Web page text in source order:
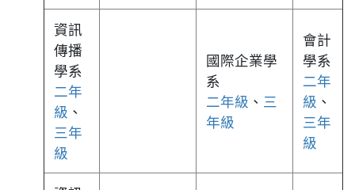
資訊
傳播
學系
二年
級 、
三年
級
國際企業學
系
二年級 、 三
年級
會計
學系
二年
級 、
三年
級